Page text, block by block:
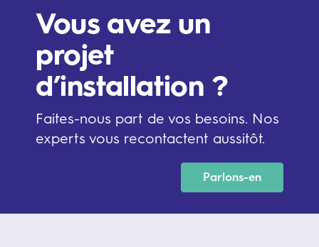
Vous avez un
projet
d’installation ?
Faites-nous part de vos besoins. Nos
experts vous recontactent aussitôt.
Parlons-en